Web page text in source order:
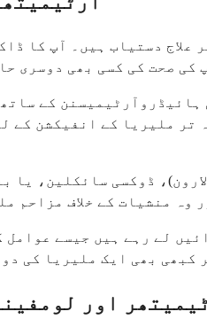
دستیاب ہیں۔ آپ کا
کی صحت کی کسی بھی دوسری
کے
ملیریا کے انفیکشن کے
ڈوکسی سائکلین، یا
وہ منشیات کے خلاف مزاحم
لے رہے ہیں جیسے
کبھی بھی ایک ملیریا کی
اور